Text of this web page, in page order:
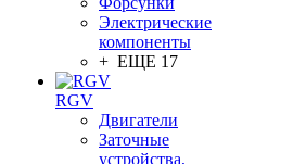
Электрические
компоненты
+ ЕЩЕ 17
RGV
Двигатели
Заточные
устройства,